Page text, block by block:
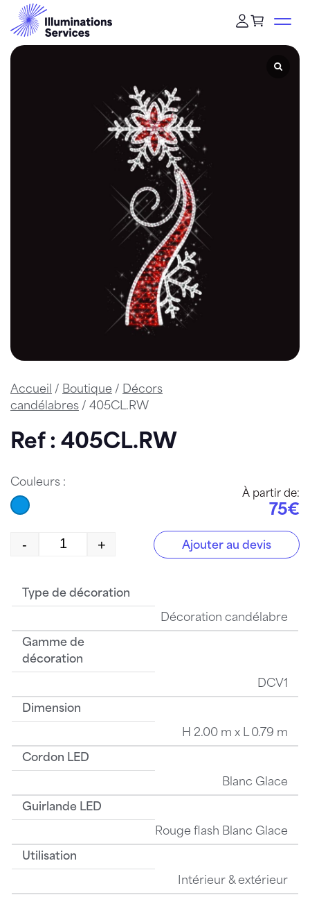
Accueil / Boutique / Décors
candélabres / 405CL.RW
Ref : 405CL.RW
Couleurs :
À partir de:
75€
quantité de 405CL.RW
- + Ajouter au devis
Type de décoration
Décoration candélabre
Gamme de
décoration
DCV1
Dimension
H 2.00 m x L 0.79 m
Cordon LED
Blanc Glace
Guirlande LED
Rouge flash Blanc Glace
Utilisation
Intérieur & extérieur